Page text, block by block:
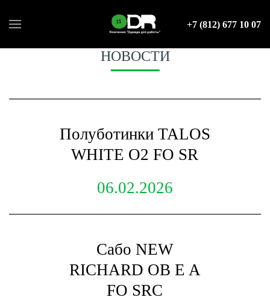
+7 (812) 677 10 07
НОВОСТИ
Полуботинки TALOS
WHITE O2 FO SR
06.02.2026
Сабо NEW
RICHARD OB E A
FO SRC